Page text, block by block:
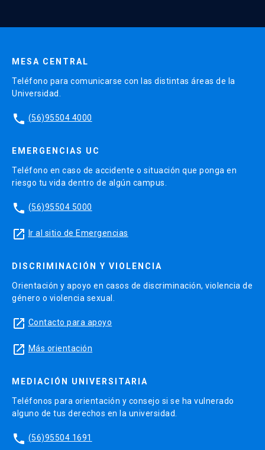
MESA CENTRAL
Teléfono para comunicarse con las distintas áreas de la
Universidad.
phone (56)95504 4000
EMERGENCIAS UC
Teléfono en caso de accidente o situación que ponga en
riesgo tu vida dentro de algún campus.
phone (56)95504 5000
launch Ir al sitio de Emergencias
DISCRIMINACIÓN Y VIOLENCIA
Orientación y apoyo en casos de discriminación, violencia de
género o violencia sexual.
launch Contacto para apoyo
launch Más orientación
MEDIACIÓN UNIVERSITARIA
Teléfonos para orientación y consejo si se ha vulnerado
alguno de tus derechos en la universidad.
phone (56)95504 1691